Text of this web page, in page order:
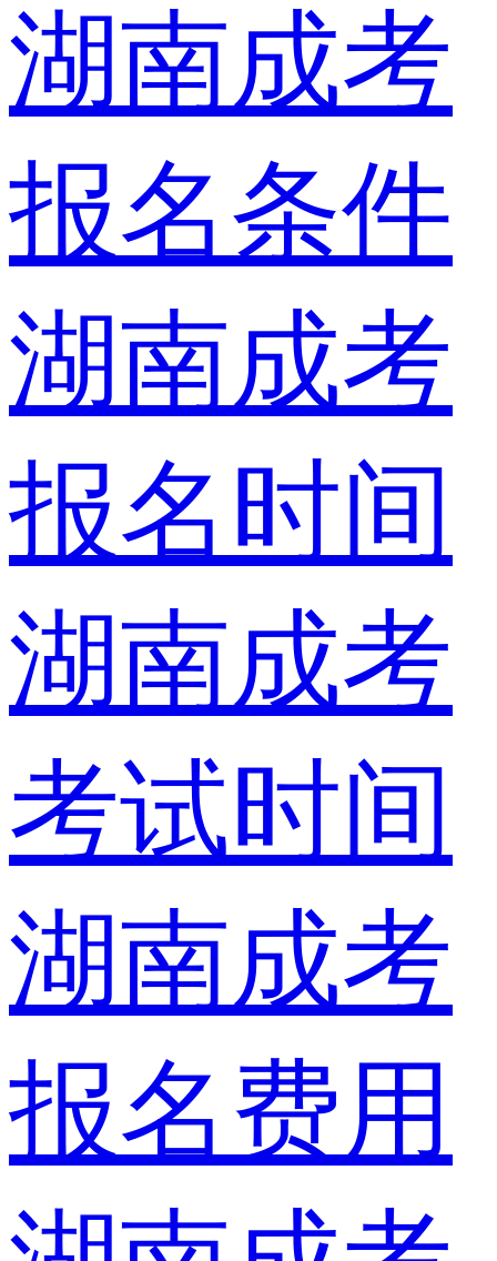
湖南成考
报名条件
湖南成考
报名时间
湖南成考
考试时间
湖南成考
报名费用